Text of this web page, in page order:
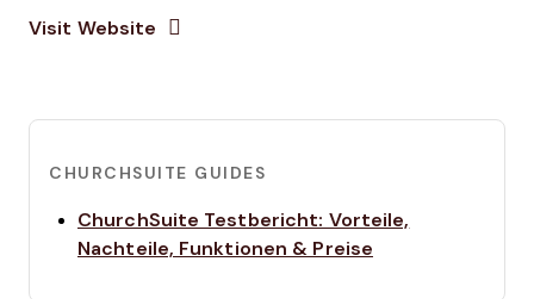
Visit Website Opens New Window
CHURCHSUITE GUIDES
ChurchSuite Testbericht: Vorteile,
Nachteile, Funktionen & Preise